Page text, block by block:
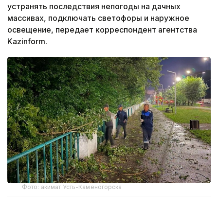
устранять последствия непогоды на дачных
массивах, подключать светофоры и наружное
освещение, передает корреспондент агентства
Kazinform.
Фото: акимат Усть-Каменогорска